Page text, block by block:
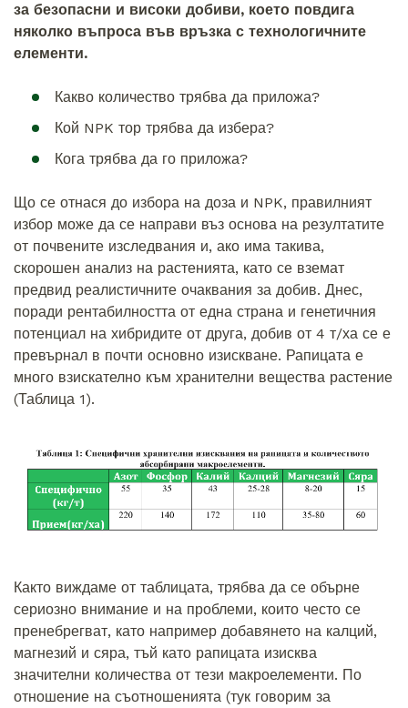
за безопасни и високи добиви, което повдига
няколко въпроса във връзка с технологичните
елементи.
Какво количество трябва да приложа?
Кой NPK тор трябва да избера?
Кога трябва да го приложа?
Що се отнася до избора на доза и NPK, правилният
избор може да се направи въз основа на резултатите
от почвените изследвания и, ако има такива,
скорошен анализ на растенията, като се вземат
предвид реалистичните очаквания за добив. Днес,
поради рентабилността от една страна и генетичния
потенциал на хибридите от друга, добив от 4 т/ха се е
превърнал в почти основно изискване. Рапицата е
много взискателно към хранителни вещества растение
(Таблица 1).
Както виждаме от таблицата, трябва да се обърне
сериозно внимание и на проблеми, които често се
пренебрегват, като например добавянето на калций,
магнезий и сяра, тъй като рапицата изисква
значителни количества от тези макроелементи. По
отношение на съотношенията (тук говорим за